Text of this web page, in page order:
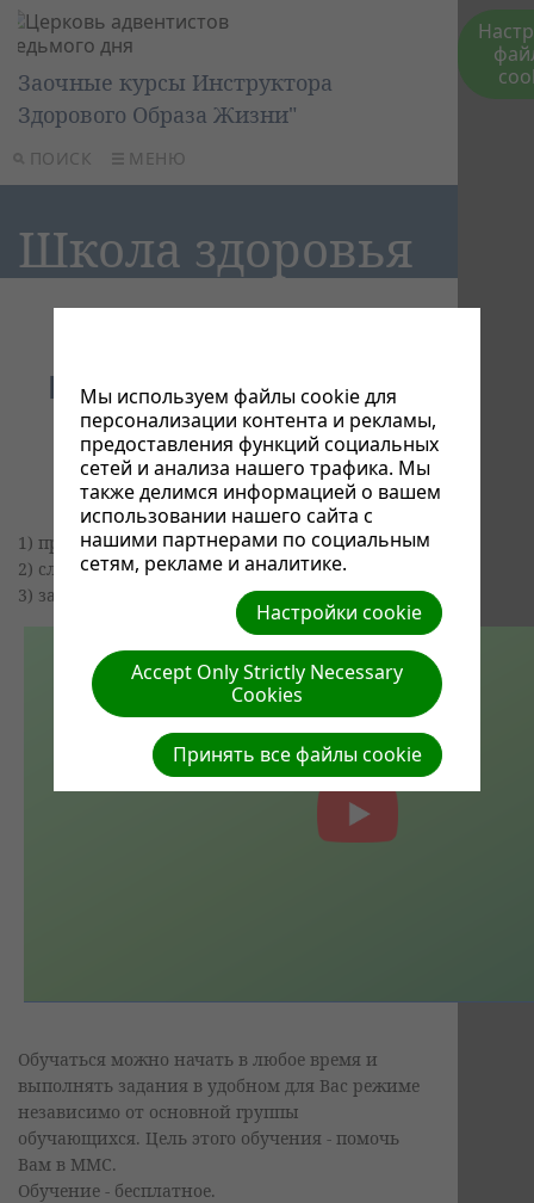
ПОИСК МЕНЮ
Заочные курсы Инструктора
Здорового Образа Жизни"
Школа здоровья
ИНСТРУКТОР В СФЕРЕ
ЗДОРОВЬЯ
ЗДЕСЬ ВЫ МОЖЕТЕ:
1) принять участие в обучении,
2) следить за событиями и объявлениями,
3) задавать вопросы на волнующие вас темы.
Обучаться можно начать в любое время и
выполнять задания в удобном для Вас режиме
независимо от основной группы
обучающихся. Цель этого обучения - помочь
Вам в ММС.
Обучение - бесплатное.
Мы используем файлы cookie для
персонализации контента и рекламы,
предоставления функций социальных
сетей и анализа нашего трафика. Мы
также делимся информацией о вашем
использовании нашего сайта с
нашими партнерами по социальным
сетям, рекламе и аналитике.
Настройки cookie
Accept Only Strictly Necessary
Cookies
Принять все файлы cookie